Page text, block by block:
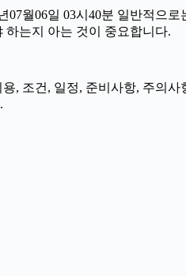
월06일 03시40분 일반적으
하는지 아는 것이 중요합니다.
, 조건, 일정, 준비사항, 주의